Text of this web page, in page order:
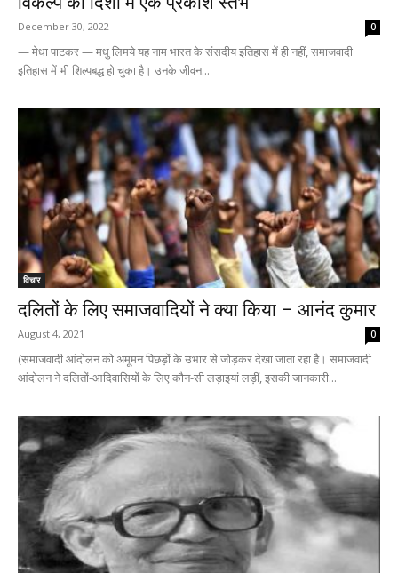
December 30, 2022 0
— मेधा पाटकर — मधु लिमये यह नाम भारत के संसदीय इतिहास में ही नहीं, समाजवादी
इतिहास में भी शिल्पबद्ध हो चुका है। उनके जीवन...
विचार
दलितों के लिए समाजवादियों ने क्या किया – आनंद कुमार
August 4, 2021 0
(समाजवादी आंदोलन को अमूमन पिछड़ों के उभार से जोड़कर देखा जाता रहा है। समाजवादी
आंदोलन ने दलितों-आदिवासियों के लिए कौन-सी लड़ाइयां लड़ीं, इसकी जानकारी...